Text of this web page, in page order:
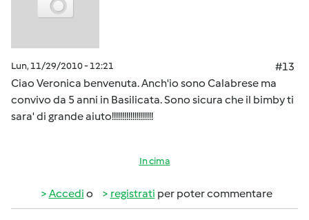
Lun, 11/29/2010 - 12:21
#13
Ciao Veronica benvenuta. Anch'io sono Calabrese ma
convivo da 5 anni in Basilicata. Sono sicura che il bimby ti
sara' di grande aiuto!!!!!!!!!!!!!!!!!!!!
In cima
Accedi o registrati per poter commentare